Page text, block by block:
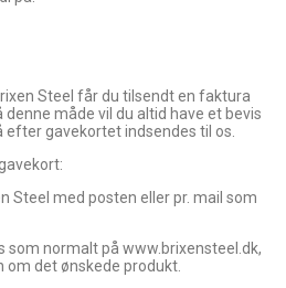
Steel får du tilsendt en faktura
måde vil du altid have et bevis
gavekortet indsendes til os.
Steel med posten eller pr. mail som
som normalt på www.brixensteel.dk,
det ønskede produkt.